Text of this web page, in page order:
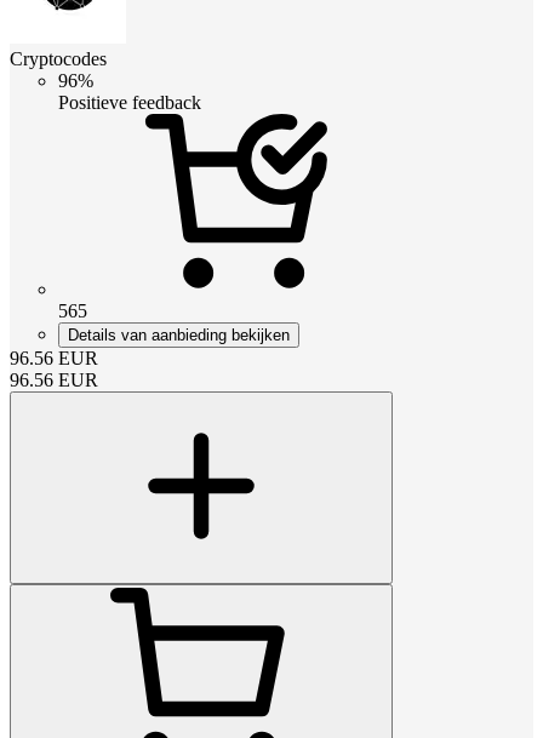
Cryptocodes
96%
Positieve feedback
565
Details van aanbieding bekijken
96.56 EUR
96.56 EUR